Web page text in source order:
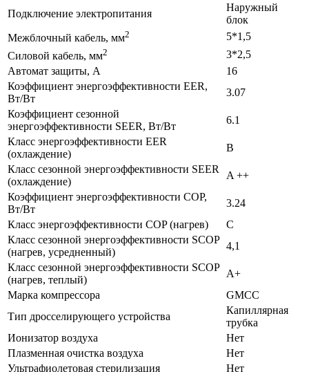
Подключение электропитания
Наружный
блок
Межблочный кабель, мм2
5*1,5
Силовой кабель, мм2
3*2,5
Автомат защиты, А
16
Коэффициент энергоэффективности EER,
Вт/Вт
3.07
Коэффициент сезонной
энергоэффективности SEER, Вт/Вт
6.1
Класс энергоэффективности EER
(охлаждение)
В
Класс сезонной энергоэффективности SEER
(охлаждение)
A ++
Коэффициент энергоэффективности COP,
Вт/Вт
3.24
Класс энергоэффективности COP (нагрев)
C
Класс сезонной энергоэффективности SCOP
(нагрев, усредненный)
4,1
Класс сезонной энергоэффективности SCOP
(нагрев, теплый)
A+
Марка компрессора
GMCC
Тип дросселирующего устройства
Капиллярная
трубка
Ионизатор воздуха
Нет
Плазменная очистка воздуха
Нет
Ультрафиолетовая стерилизация
Нет